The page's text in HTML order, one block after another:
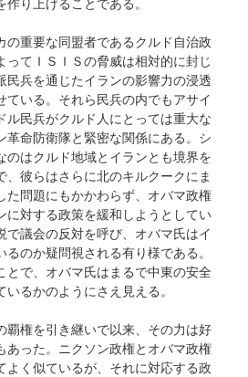
り上げることである。
重要な同盟者であるクルド自治政
ってＩＳＩＳの脅威は相対的に封じ
民兵を通じたイランの影響力の浸透
ている。それら民兵の内でもアサイ
ル民兵がクルド人にとっては重大な
革命防衛隊と緊密な関係にある。シ
のはクルド地域とイランとも境界を
、彼らはさらに北のキルクークにま
た問題にもかかわらず、オバマ政権
に対する政策を緩和しようとしてい
で議会の反対を呼び、オバマ氏はイ
のか疑問視される有り様である。
とで、オバマ氏はまるで中東の安全
るかのようにさえ見える。
権を引き継いで以来、その力は好
あった。ニクソン政権とオバマ政権
よく似ているが、それに対応する政